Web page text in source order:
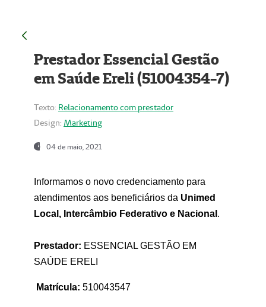
Prestador Essencial Gestão
em Saúde Ereli (51004354-7)
Texto: Relacionamento com prestador
Design: Marketing
04 de maio, 2021
Informamos o novo credenciamento para
atendimentos aos beneficiários da Unimed
Local, Intercâmbio Federativo e Nacional .
Prestador: ESSENCIAL GESTÃO EM
SAÚDE ERELI
Matrícula: 510043547